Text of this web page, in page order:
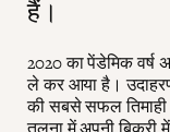
हैं।
2020 का पेंडेमिक वर्ष
ले कर आया है।
की सबसे सफल तिमाही